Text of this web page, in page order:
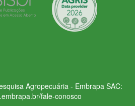
Agropecuária - Embrapa SAC:
fale-conosco